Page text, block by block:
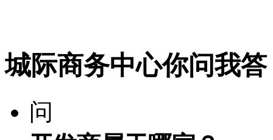
城际商务中心你问我答
问